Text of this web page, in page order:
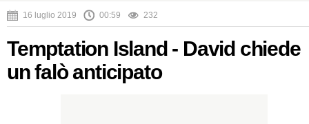
16 luglio 2019 00:59 232
Temptation Island - David chiede
un falò anticipato